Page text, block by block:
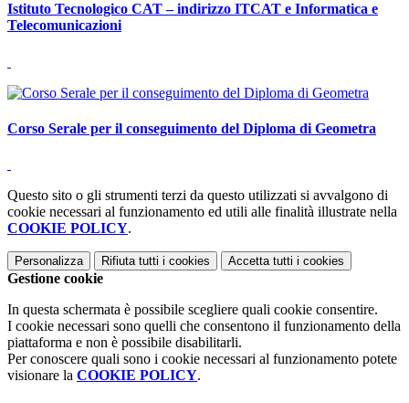
Istituto Tecnologico CAT – indirizzo ITCAT e Informatica e
Telecomunicazioni
Corso Serale per il conseguimento del Diploma di Geometra
Questo sito o gli strumenti terzi da questo utilizzati si avvalgono di
cookie necessari al funzionamento ed utili alle finalità illustrate nella
COOKIE POLICY.
Personalizza Rifiuta tutti i cookies Accetta tutti i cookies
Gestione cookie
In questa schermata è possibile scegliere quali cookie consentire.
I cookie necessari sono quelli che consentono il funzionamento della
piattaforma e non è possibile disabilitarli.
Per conoscere quali sono i cookie necessari al funzionamento potete
visionare la COOKIE POLICY.